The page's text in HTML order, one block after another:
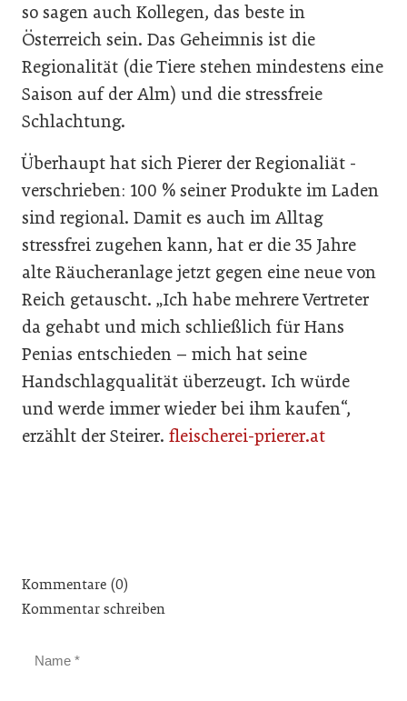
so sagen auch Kollegen, das beste in
Österreich sein. Das Geheimnis ist die
Regionalität (die Tiere stehen mindestens eine
Saison auf der Alm) und die stressfreie
Schlachtung.
Überhaupt hat sich Pierer der Regionaliät ­
verschrieben: 100 % seiner Produkte im Laden
sind regional. Damit es auch im Alltag
stressfrei zugehen kann, hat er die 35 Jahre
alte Räucheranlage jetzt gegen eine neue von
Reich getauscht. „Ich habe mehrere Vertreter
da gehabt und mich schließlich für Hans
Penias entschieden – mich hat seine
Handschlagqualität überzeugt. Ich würde
und werde immer wieder bei ihm kaufen“,
erzählt der Steirer. fleischerei-prierer.at
Kommentare (0)
Kommentar schreiben